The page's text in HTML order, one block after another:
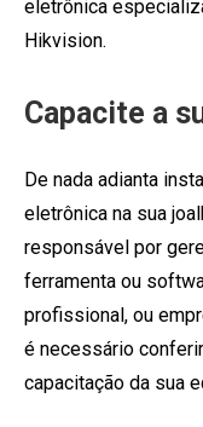
eletrônica
Hikvision.
Capacite a
De nada adianta
eletrônica na sua
responsável por
ferramenta ou
profissional, ou
é necessário
capacitação da sua